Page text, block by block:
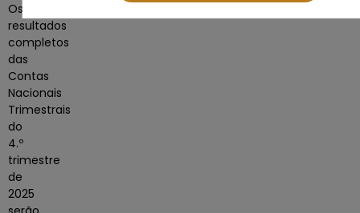
Os
resultados
completos
das
Contas
Nacionais
Trimestrais
do
4.º
trimestre
de
2025